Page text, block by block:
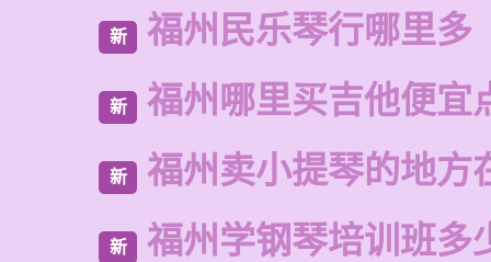
新 福州民乐琴行哪里多
新 福州哪里买吉他便宜
新 福州卖小提琴的地方
新 福州学钢琴培训班多